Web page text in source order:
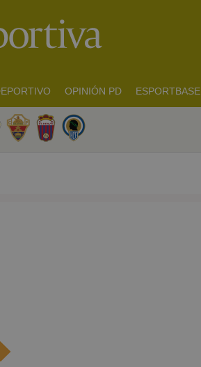
OPINIÓN PD ESPORTBASE